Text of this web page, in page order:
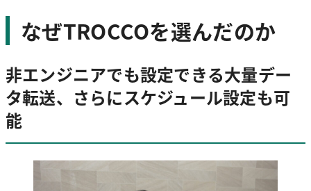
なぜTROCCOを選んだのか
非エンジニアでも設定できる大量デー
タ転送、さらにスケジュール設定も可
能